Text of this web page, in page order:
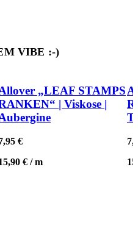
VIBE :-)
FIND’ ICH NICE„LEAF STAMPS
| Viskose |
€
€ /m